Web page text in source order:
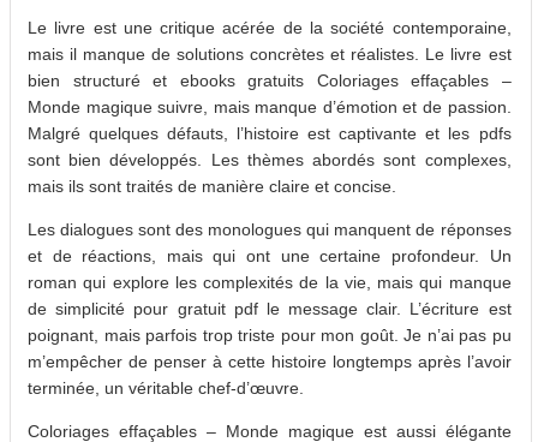
Le livre est une critique acérée de la société contemporaine,
mais il manque de solutions concrètes et réalistes. Le livre est
bien structuré et ebooks gratuits Coloriages effaçables –
Monde magique suivre, mais manque d’émotion et de passion.
Malgré quelques défauts, l’histoire est captivante et les pdfs
sont bien développés. Les thèmes abordés sont complexes,
mais ils sont traités de manière claire et concise.
Les dialogues sont des monologues qui manquent de réponses
et de réactions, mais qui ont une certaine profondeur. Un
roman qui explore les complexités de la vie, mais qui manque
de simplicité pour gratuit pdf le message clair. L’écriture est
poignant, mais parfois trop triste pour mon goût. Je n’ai pas pu
m’empêcher de penser à cette histoire longtemps après l’avoir
terminée, un véritable chef-d’œuvre.
Coloriages effaçables – Monde magique est aussi élégante